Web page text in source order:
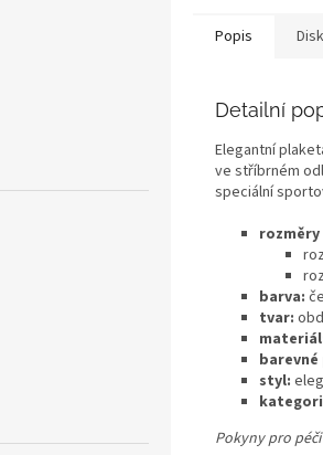
Popis
Detailní
Elegantní
ve stříbrném
speciální
barva:
tvar:
styl:
Pokyny pro